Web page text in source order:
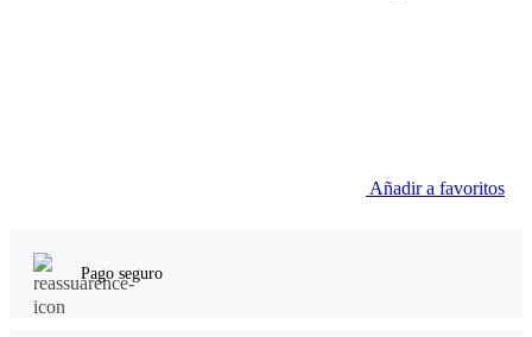
Añadir a favoritos
Pago seguro